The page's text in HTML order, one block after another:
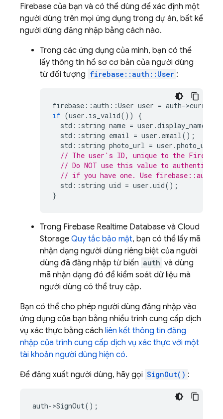
Firebase của bạn và có thể dùng để xác định một
người dùng trên mọi ứng dụng trong dự án, bất kể
người dùng đăng nhập bằng cách nào.
Trong các ứng dụng của mình, bạn có thể
lấy thông tin hồ sơ cơ bản của người dùng
từ đối tượng firebase::auth::User :
firebase ::auth ::User user = auth->
if (user . is_valid())
{
std :: string name = user .display_name
std :: string email = user . email();
std :: string photo_url = user .photo_url
// The user's ID, unique to the
// Do NOT use this value to
// if you have one. Use
std :: string uid = user .uid();
}
Trong Firebase Realtime Database và Cloud
Storage Quy tắc bảo mật, bạn có thể lấy mã
nhận dạng người dùng riêng biệt của người
dùng đã đăng nhập từ biến auth và dùng
mã nhận dạng đó để kiểm soát dữ liệu mà
người dùng có thể truy cập.
Bạn có thể cho phép người dùng đăng nhập vào
ứng dụng của bạn bằng nhiều trình cung cấp dịch
vụ xác thực bằng cách liên kết thông tin đăng
nhập của trình cung cấp dịch vụ xác thực với một
tài khoản người dùng hiện có.
Để đăng xuất người dùng, hãy gọi SignOut() :
auth->SignOut();